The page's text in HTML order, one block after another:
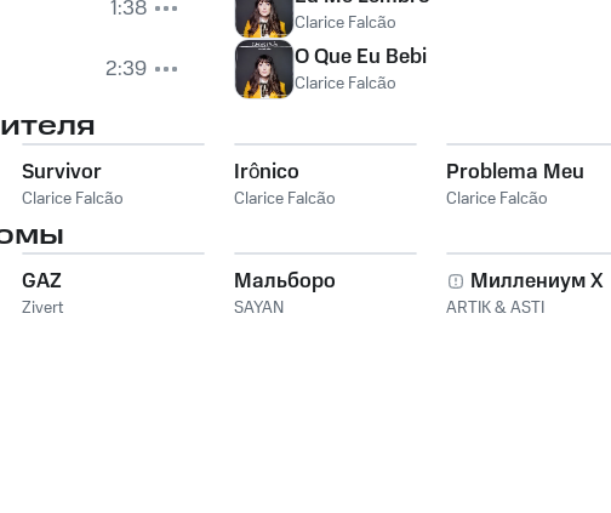
1:38
2:39
Clarice Falcão
O Que Eu Bebi
Clarice Falcão
Survivor
Clarice Falcão
Irônico
Clarice Falcão
Problema Meu
Clarice Falcão
GAZ
Zivert
Мальборо
SAYAN
Миллениум X
ARTIK & ASTI